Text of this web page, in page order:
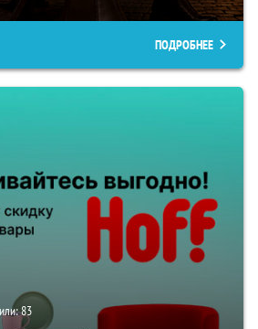
ПОДРОБНЕЕ
83